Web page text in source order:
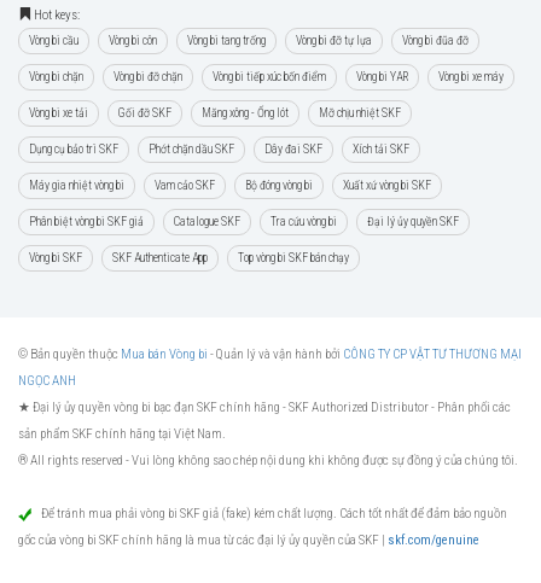
Hot keys:
Vòng bi cầu Vòng bi côn Vòng bi tang trống Vòng bi đỡ tự lựa Vòng bi đũa đỡ
Vòng bi chặn Vòng bi đỡ chặn Vòng bi tiếp xúc bốn điểm Vòng bi YAR Vòng bi xe máy
Vòng bi xe tải Gối đỡ SKF Măng xông - Ống lót Mỡ chịu nhiệt SKF
Dụng cụ bảo trì SKF Phớt chặn dầu SKF Dây đai SKF Xích tải SKF
Máy gia nhiệt vòng bi Vam cảo SKF Bộ đóng vòng bi Xuất xứ vòng bi SKF
Phân biệt vòng bi SKF giả Catalogue SKF Tra cứu vòng bi Đại lý ủy quyền SKF
Vòng bi SKF SKF Authenticate App Top vòng bi SKF bán chạy
© Bản quyền thuộc Mua bán Vòng bi - Quản lý và vận hành bởi CÔNG TY CP VẬT TƯ THƯƠNG MẠI
NGỌC ANH
★ Đại lý ủy quyền vòng bi bạc đạn SKF chính hãng -SKF Authorized Distributor- Phân phối các
sản phẩm SKF chính hãng tại Việt Nam.
® All rights reserved - Vui lòng không sao chép nội dung khi không được sự đồng ý của chúng tôi.
Để tránh mua phải vòng bi SKF giả (fake) kém chất lượng. Cách tốt nhất để đảm bảo nguồn
gốc của vòng bi SKF chính hãng là mua từ các đại lý ủy quyền của SKF | skf.com/genuine